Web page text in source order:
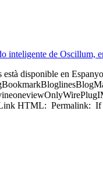
inteligente de Oscillum,
està disponible en
HTML: Permalink: If